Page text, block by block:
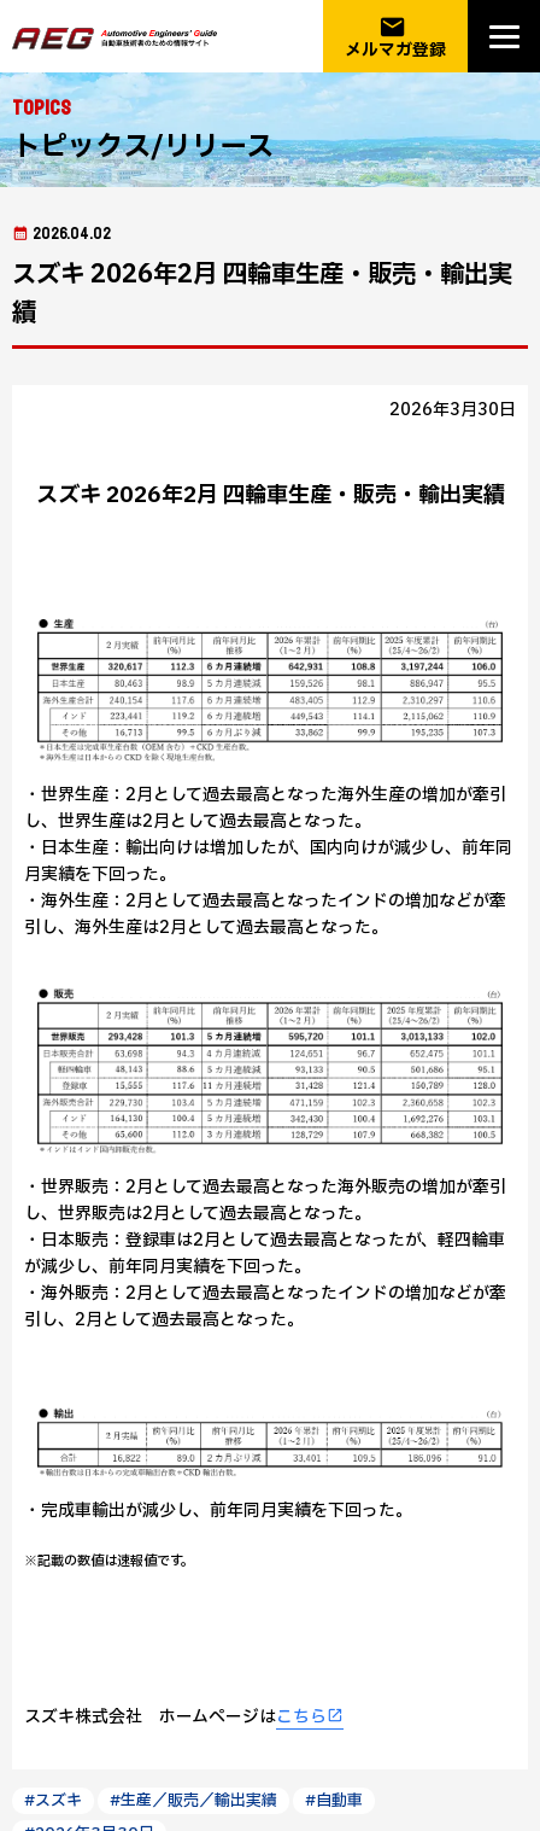
email
メルマガ登録
Topics
トピックス/リリース
2026.04.02
スズキ 2026年2月 四輪車生産・販売・輸出実
績
2026年3月30日
スズキ 2026年2月 四輪車生産・販売・輸出実績
・世界生産：2月として過去最高となった海外生産の増加が牽引
し、世界生産は2月として過去最高となった。
・日本生産：輸出向けは増加したが、国内向けが減少し、前年同
月実績を下回った。
・海外生産：2月として過去最高となったインドの増加などが牽
引し、海外生産は2月として過去最高となった。
・世界販売：2月として過去最高となった海外販売の増加が牽引
し、世界販売は2月として過去最高となった。
・日本販売：登録車は2月として過去最高となったが、軽四輪車
が減少し、前年同月実績を下回った。
・海外販売：2月として過去最高となったインドの増加などが牽
引し、2月として過去最高となった。
・完成車輸出が減少し、前年同月実績を下回った。
※記載の数値は速報値です。
スズキ株式会社 ホームページはこちら
#スズキ #生産／販売／輸出実績
#自動車